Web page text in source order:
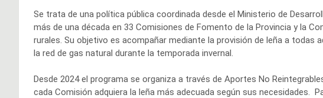
Se trata de una política pública coordinada desde el Ministerio de
más de una década en 33 Comisiones de Fomento de la Provincia y la
rurales. Su objetivo es acompañar mediante la provisión de leña a todas
la red de gas natural durante la temporada invernal.
Desde 2024 el programa se organiza a través de Aportes No
cada Comisión adquiera la leña más adecuada según sus necesidades.